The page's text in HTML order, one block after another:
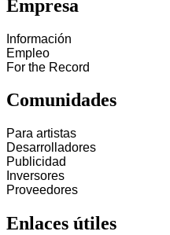
Empresa
Información
Empleo
For the Record
Comunidades
Para artistas
Desarrolladores
Publicidad
Inversores
Proveedores
Enlaces útiles